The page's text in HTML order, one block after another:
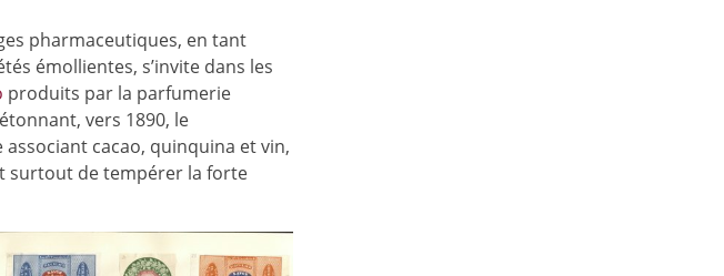
pharmaceutiques, en tant
émollientes, s’invite dans les
produits par la parfumerie
vers 1890, le
associant cacao, quinquina et vin,
surtout de tempérer la forte